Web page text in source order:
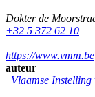
Dokter de
+32 5 372 62 10
https://www.vmm.be
auteur
Vlaamse